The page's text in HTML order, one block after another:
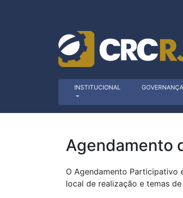
INSTITUCIONAL GOVERNANÇA
Agendamento
O Agendamento Participativo
local de realização e temas